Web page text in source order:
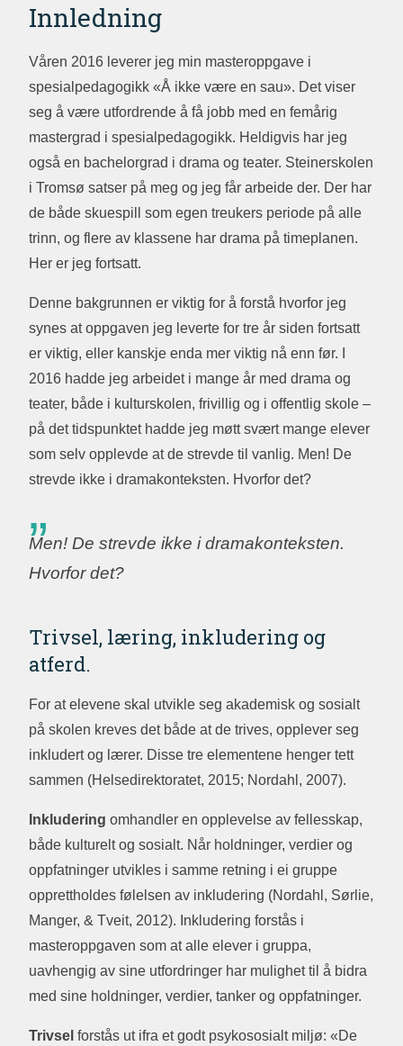
Innledning
Våren 2016 leverer jeg min masteroppgave i
spesialpedagogikk «Å ikke være en sau». Det viser
seg å være utfordrende å få jobb med en femårig
mastergrad i spesialpedagogikk. Heldigvis har jeg
også en bachelorgrad i drama og teater. Steinerskolen
i Tromsø satser på meg og jeg får arbeide der. Der har
de både skuespill som egen treukers periode på alle
trinn, og flere av klassene har drama på timeplanen.
Her er jeg fortsatt.
Denne bakgrunnen er viktig for å forstå hvorfor jeg
synes at oppgaven jeg leverte for tre år siden fortsatt
er viktig, eller kanskje enda mer viktig nå enn før. I
2016 hadde jeg arbeidet i mange år med drama og
teater, både i kulturskolen, frivillig og i offentlig skole –
på det tidspunktet hadde jeg møtt svært mange elever
som selv opplevde at de strevde til vanlig. Men! De
strevde ikke i dramakonteksten. Hvorfor det?
Men! De strevde ikke i dramakonteksten.
Hvorfor det?
Trivsel, læring, inkludering og
atferd.
For at elevene skal utvikle seg akademisk og sosialt
på skolen kreves det både at de trives, opplever seg
inkludert og lærer. Disse tre elementene henger tett
sammen (Helsedirektoratet, 2015; Nordahl, 2007).
Inkludering omhandler en opplevelse av fellesskap,
både kulturelt og sosialt. Når holdninger, verdier og
oppfatninger utvikles i samme retning i ei gruppe
opprettholdes følelsen av inkludering (Nordahl, Sørlie,
Manger, & Tveit, 2012). Inkludering forstås i
masteroppgaven som at alle elever i gruppa,
uavhengig av sine utfordringer har mulighet til å bidra
med sine holdninger, verdier, tanker og oppfatninger.
Trivsel forstås ut ifra et godt psykososialt miljø: «De